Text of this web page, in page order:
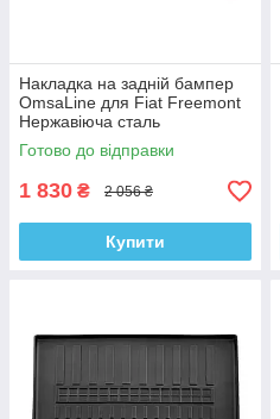
Накладка на задній бампер
OmsaLine для Fiat Freemont
Нержавіюча сталь
Готово до відправки
1 830 ₴ 2 056 ₴
Купити